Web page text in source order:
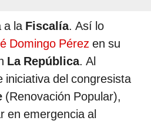
a la Fiscalía. Así lo
Domingo Pérez en su
La República. Al
iniciativa del congresista
(Renovación Popular),
en emergencia al